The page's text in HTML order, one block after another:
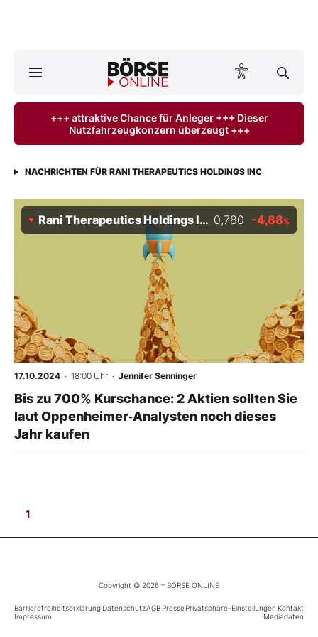
ktuelle Ausgabe BÖRSE ONLINE lesen
Anlageprodukte
Finanz-Check
Abo & Shop
Experten
Mein B:O
Mein Konto
Folgen Sie uns
+++ attraktive Chance für Anleger +++ Dieser
Nutzfahrzeugkonzern überzeugt +++
NACHRICHTEN FÜR RANI THERAPEUTICS HOLDINGS INC
Rani Therapeutics Holdings Inc 0,780 -4,88%
17.10.2024 · 18:00 Uhr · Jennifer Senninger
Bis zu 700% Kurschance: 2 Aktien sollten Sie
laut Oppenheimer‑Analysten noch dieses
Jahr kaufen
1
Copyright © 2026 – BÖRSE ONLINE
Barrierefreiheitserklärung DatenschutzAGB PressePrivatsphäre-Einstellungen Kontakt
Impressum
Mediadaten